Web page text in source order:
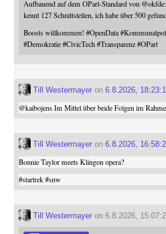
Aufbauend auf dem OParl-Standard von @okfde
kennt 127 Schnittstellen, ich habe über 500
Boosts willkommen! #OpenData #
#Demokratie #CivicTech #Transparenz #OParl
Till Westermayeron 6.8.2026,
@kaibojensIm Mittel über beide Folgen im
Till Westermayeron 6.8.2026,
Bonnie Taylor meets Klingon opera?
#startrek #snw
Till Westermayeron 6.8.2026,